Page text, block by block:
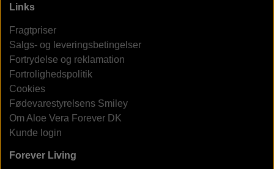
Links
Fragtpriser
Salgs- og leveringsbetingelser
Fortrydelse og reklamation
Fortrolighedspolitik
Cookies
Fødevarestyrelsens Smiley
Om Aloe Vera Forever DK
Kunde login
Forever Living